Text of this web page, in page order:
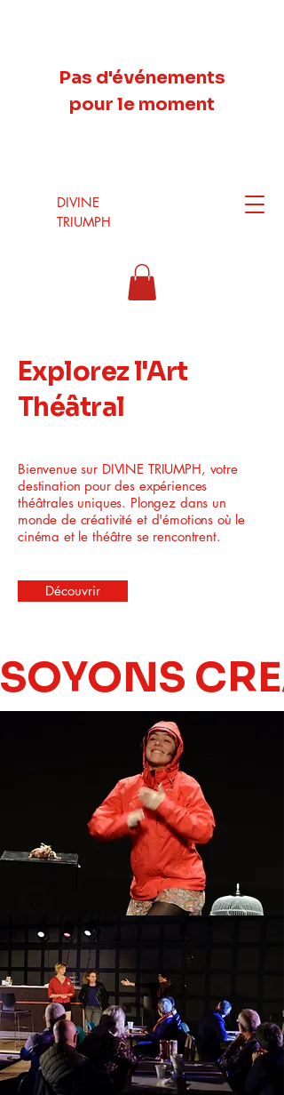
DIVINE
TRIUMPH
Pas d'événements
pour le moment
Explorez l'Art
Théâtral
Bienvenue sur DIVINE TRIUMPH, votre
destination pour des expériences
théâtrales uniques. Plongez dans un
monde de créativité et d'émotions où le
cinéma et le théâtre se rencontrent.
Découvrir
SOYONS